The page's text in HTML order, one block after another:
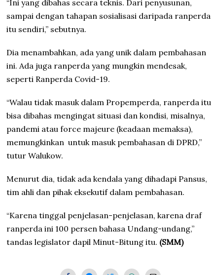
“Ini yang dibahas secara teknis. Dari penyusunan,
sampai dengan tahapan sosialisasi daripada ranperda
itu sendiri,” sebutnya.
Dia menambahkan, ada yang unik dalam pembahasan
ini. Ada juga ranperda yang mungkin mendesak,
seperti Ranperda Covid-19.
“Walau tidak masuk dalam Propemperda, ranperda itu
bisa dibahas mengingat situasi dan kondisi, misalnya,
pandemi atau force majeure (keadaan memaksa),
memungkinkan untuk masuk pembahasan di DPRD,”
tutur Walukow.
Menurut dia, tidak ada kendala yang dihadapi Pansus,
tim ahli dan pihak eksekutif dalam pembahasan.
“Karena tinggal penjelasan-penjelasan, karena draf
ranperda ini 100 persen bahasa Undang-undang,”
tandas legislator dapil Minut-Bitung itu. (SMM)